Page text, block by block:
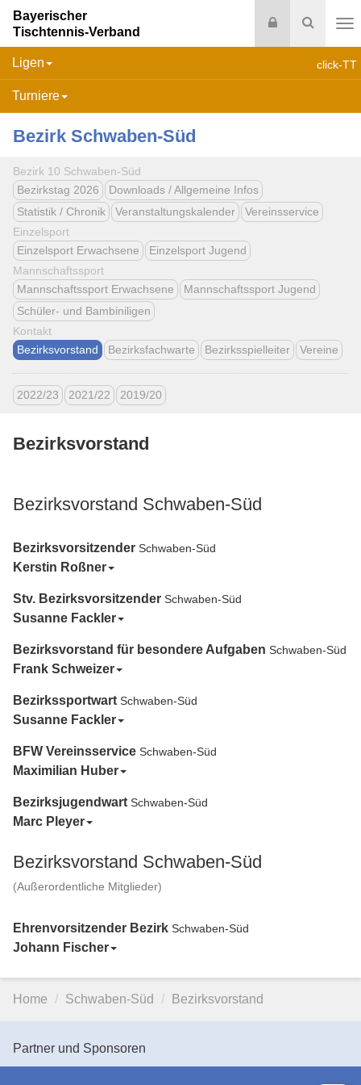
Suche
Login
Bayerischer
Tischtennis-Verband
click-TT
Ligen
Turniere
Bezirk Schwaben-Süd
Bezirk 10 Schwaben-Süd
Bezirkstag 2026
Downloads / Allgemeine Infos
Statistik / Chronik
Veranstaltungskalender
Vereinsservice
Einzelsport
Einzelsport Erwachsene
Einzelsport Jugend
Mannschaftssport
Mannschaftssport Erwachsene
Mannschaftssport Jugend
Schüler- und Bambiniligen
Kontakt
Bezirksvorstand
Bezirksfachwarte Bezirksspielleiter Vereine
2022/23 2021/22 2019/20
Bezirksvorstand
Bezirksvorstand Schwaben-Süd
Bezirksvorsitzender Schwaben-Süd
Kerstin Roßner
Stv. Bezirksvorsitzender Schwaben-Süd
Susanne Fackler
Bezirksvorstand für besondere Aufgaben Schwaben-Süd
Frank Schweizer
Bezirkssportwart Schwaben-Süd
Susanne Fackler
BFW Vereinsservice Schwaben-Süd
Maximilian Huber
Bezirksjugendwart Schwaben-Süd
Marc Pleyer
Bezirksvorstand Schwaben-Süd
(Außerordentliche Mitglieder)
Ehrenvorsitzender Bezirk Schwaben-Süd
Johann Fischer
Home Schwaben-Süd Bezirksvorstand
Partner und Sponsoren